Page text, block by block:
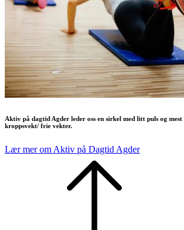
Aktiv på dagtid Agder leder oss en sirkel med litt puls og
kroppsvekt/ frie vekter.
Lær mer om Aktiv på Dagtid Agder